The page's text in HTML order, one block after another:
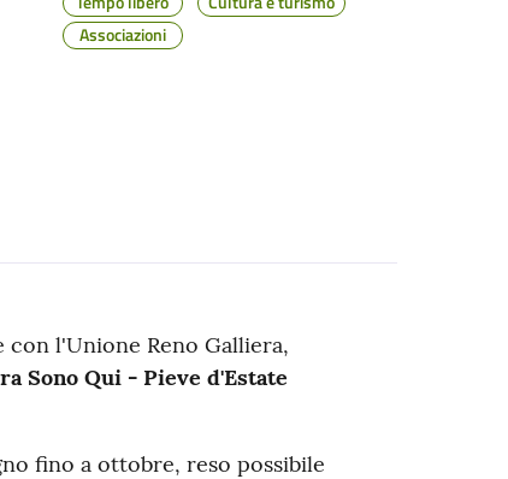
Associazioni
con l'Unione Reno Galliera,
Sono Qui - Pieve d'Estate
fino a ottobre, reso possibile